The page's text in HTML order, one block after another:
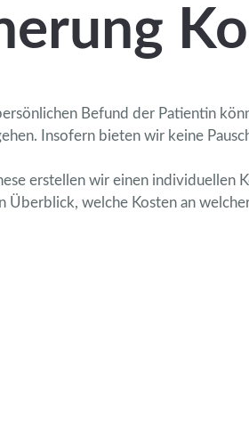
Befund der Patientin
Insofern bieten wir keine
erstellen wir einen individuellen
Überblick, welche Kosten an